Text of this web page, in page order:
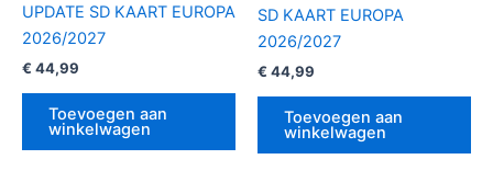
UPDATE SD KAART EUROPA
2026/2027
€ 44,99
Toevoegen aan
winkelwagen
SD KAART EUROPA
2026/2027
€ 44,99
Toevoegen aan
winkelwagen